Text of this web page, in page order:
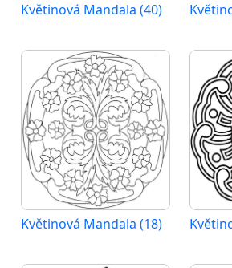
Květinová Mandala (40)
Květinová Mandala (18)